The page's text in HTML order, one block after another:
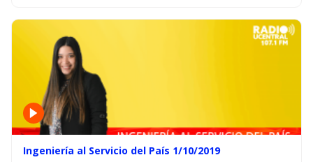
Ingeniería al Servicio del País 1/10/2019